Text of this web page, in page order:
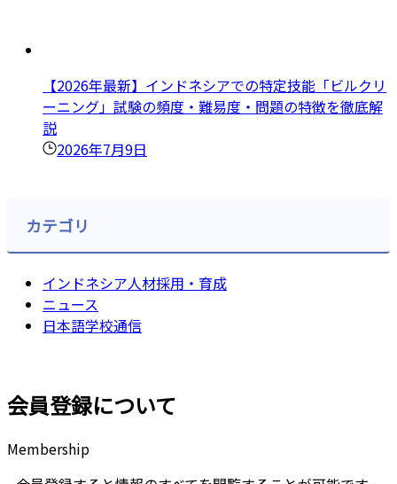
【2026年最新】インドネシアでの特定技能「ビルクリ
ーニング」試験の頻度・難易度・問題の特徴を徹底解
説
2026年7月9日
カテゴリ
インドネシア人材採用・育成
ニュース
日本語学校通信
会員登録について
Membership